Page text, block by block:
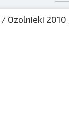
/ Ozolnieki 2010